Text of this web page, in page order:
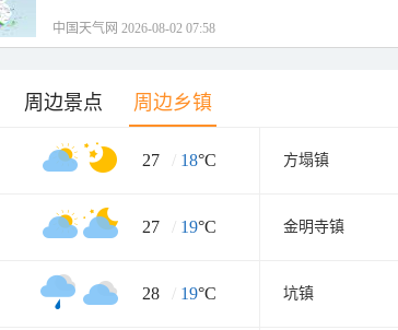
中国天气网 2026-08-02 07:58
周边景点 周边乡镇
27 / 18°C 方塌镇
27 / 19°C 金明寺镇
28 / 19°C 坑镇